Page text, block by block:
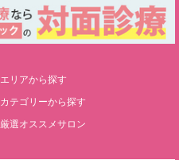
エリアから探す
カテゴリーから探す
厳選オススメサロン